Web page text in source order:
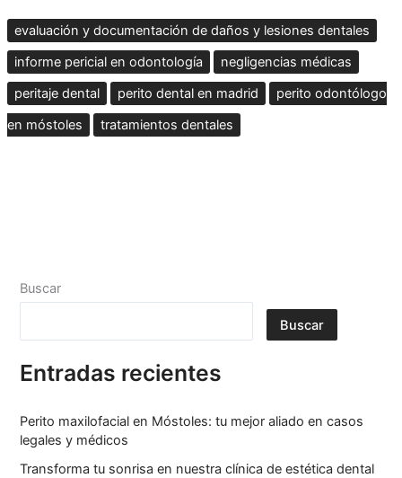
evaluación y documentación de daños y lesiones dentales
informe pericial en odontología
negligencias médicas
peritaje dental
perito dental en madrid
perito odontólogo
en móstoles
tratamientos dentales
Buscar
Buscar
Entradas recientes
Perito maxilofacial en Móstoles: tu mejor aliado en casos
legales y médicos
Transforma tu sonrisa en nuestra clínica de estética dental